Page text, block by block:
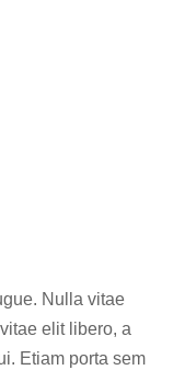
Nulla vitae
elit libero, a
Etiam porta sem